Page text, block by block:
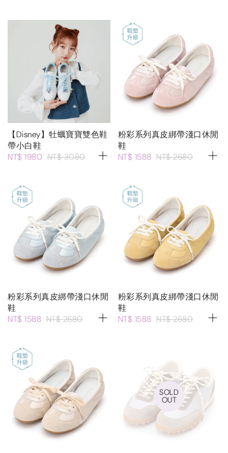
【Disney】牡蠣寶寶雙色鞋
帶小白鞋
NT$ 1980 NT$ 3080
粉彩系列真皮綁帶淺口休閒
鞋
NT$ 1588 NT$ 2680
粉彩系列真皮綁帶淺口休閒
鞋
NT$ 1588 NT$ 2680
粉彩系列真皮綁帶淺口休閒
鞋
NT$ 1588 NT$ 2680
SOLD
OUT